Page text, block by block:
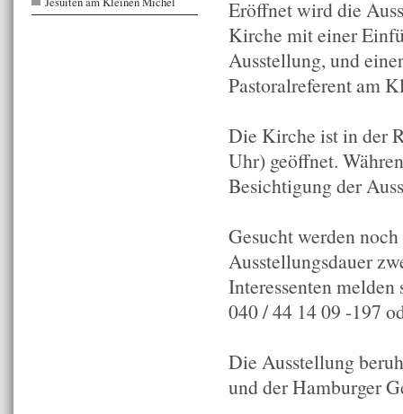
Eröffnet wird die
Kirche mit einer
Ausstellung, und
Pastoralreferent am
Die Kirche ist in der
Uhr) geöffnet.
Besichtigung der
Gesucht werden
Ausstellungsdauer
Interessenten
040 / 44 14 09 -197
Die Ausstellung
und der Hamburger